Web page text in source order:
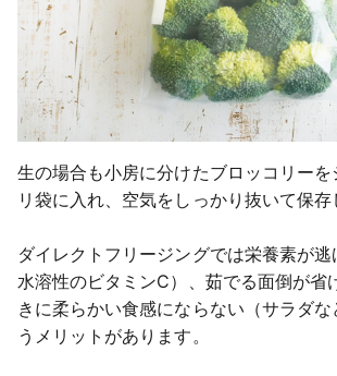
生の場合も小房に分けたブロッコリーを
リ袋に入れ、空気をしっかり抜いて保存
ダイレクトフリージングでは栄養素が
水溶性のビタミンC）、茹でる面倒が省
きに柔らかい食感にならない（サラダ
うメリットがあります。